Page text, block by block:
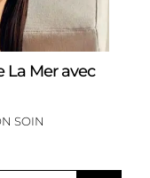
La Mer avec
SOIN